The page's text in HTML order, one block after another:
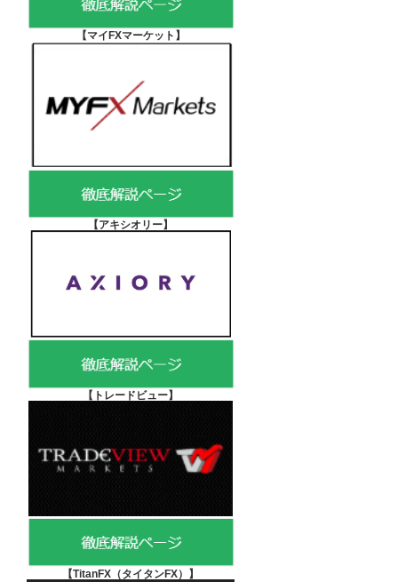
【マイFXマーケット 】
【アキシオリー】
【 トレードビュー】
【TitanFX（タイタンFX） 】